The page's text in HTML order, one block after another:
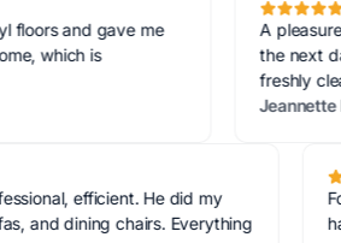
gave me
is
A pleasure to
the next day after
freshly cleaned
Jeannette Rone
professional, efficient. He did my
two sofas, and dining chairs. Everything